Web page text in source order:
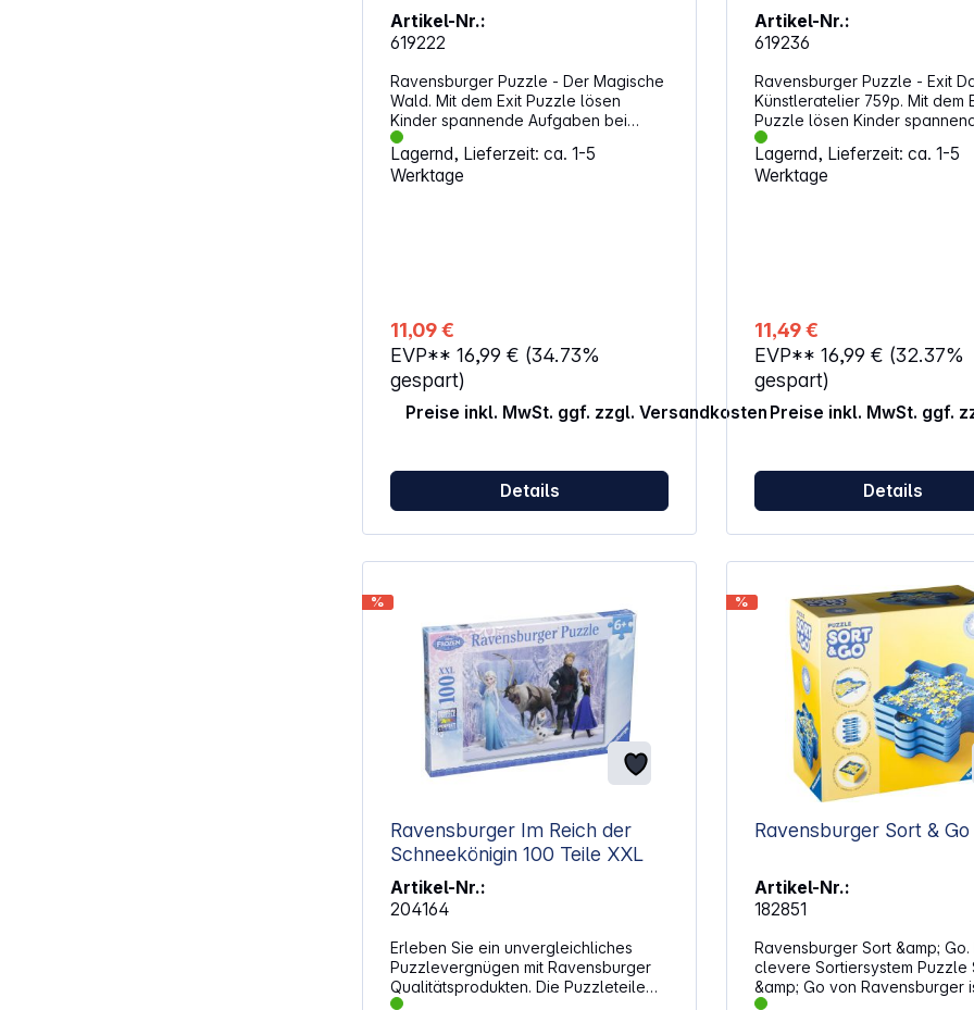
Artikel-Nr.:
619222
Ravensburger Puzzle - Der Magische
Wald. Mit dem Exit Puzzle lösen
Kinder spannende Aufgaben bei
außergewöhnlichem Puzzlespaß!
Eigenschaften: Anzahl Teile: 368 Teile
Altersempfehlung: ab 9 Jahren
Lagernd, Lieferzeit: ca. 1-5
Werktage
11,09 €
EVP** 16,99 € (34.73%
gespart)
Preise inkl. MwSt. ggf. zzgl. Versandkosten
Details
Artikel-Nr.:
619236
Ravensburger Puzzle - Exit
Künstleratelier 759p. Mit dem
Puzzle lösen Kinder
Aufgaben bei
Puzzlespaß! Eigenschaften: Anzahl
Teile: 759 Teile Altersempfehlung: ab
Lagernd, Lieferzeit: ca. 1-5
Werktage
11,49 €
EVP** 16,99 € (32.37%
gespart)
Preise inkl. MwSt. ggf.
Details
%
Ravensburger Im Reich der
Schneekönigin 100 Teile XXL
Artikel-Nr.:
204164
Erleben Sie ein unvergleichliches
Puzzlevergnügen mit Ravensburger
Qualitätsprodukten. Die Puzzleteile
%
Ravensburger Sort & Go
Artikel-Nr.:
182851
Ravensburger Sort &amp; Go.
clevere Sortiersystem Puzzle
&amp; Go von Ravensburger